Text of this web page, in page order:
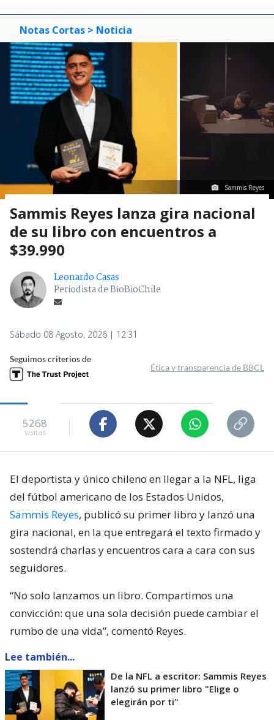
Notas Cortas > Noticia
Sammis Reyes
Sammis Reyes lanza gira nacional
de su libro con encuentros a
$39.990
Leonardo Casas
Periodista de BioBioChile
Sábado 08 Agosto, 2026 | 12:31
Seguimos criterios de
Ética y transparencia de BBCL
5268
visitas
El deportista y único chileno en llegar a la NFL, liga
del fútbol americano de los Estados Unidos,
Sammis Reyes, publicó su primer libro y lanzó una
gira nacional, en la que entregará el texto firmado y
sostendrá charlas y encuentros cara a cara con sus
seguidores.
“No solo lanzamos un libro. Compartimos una
convicción: que una sola decisión puede cambiar el
rumbo de una vida”, comentó Reyes.
Lee también...
De la NFL a escritor: Sammis Reyes
lanzó su primer libro "Elige o
elegirán por ti"